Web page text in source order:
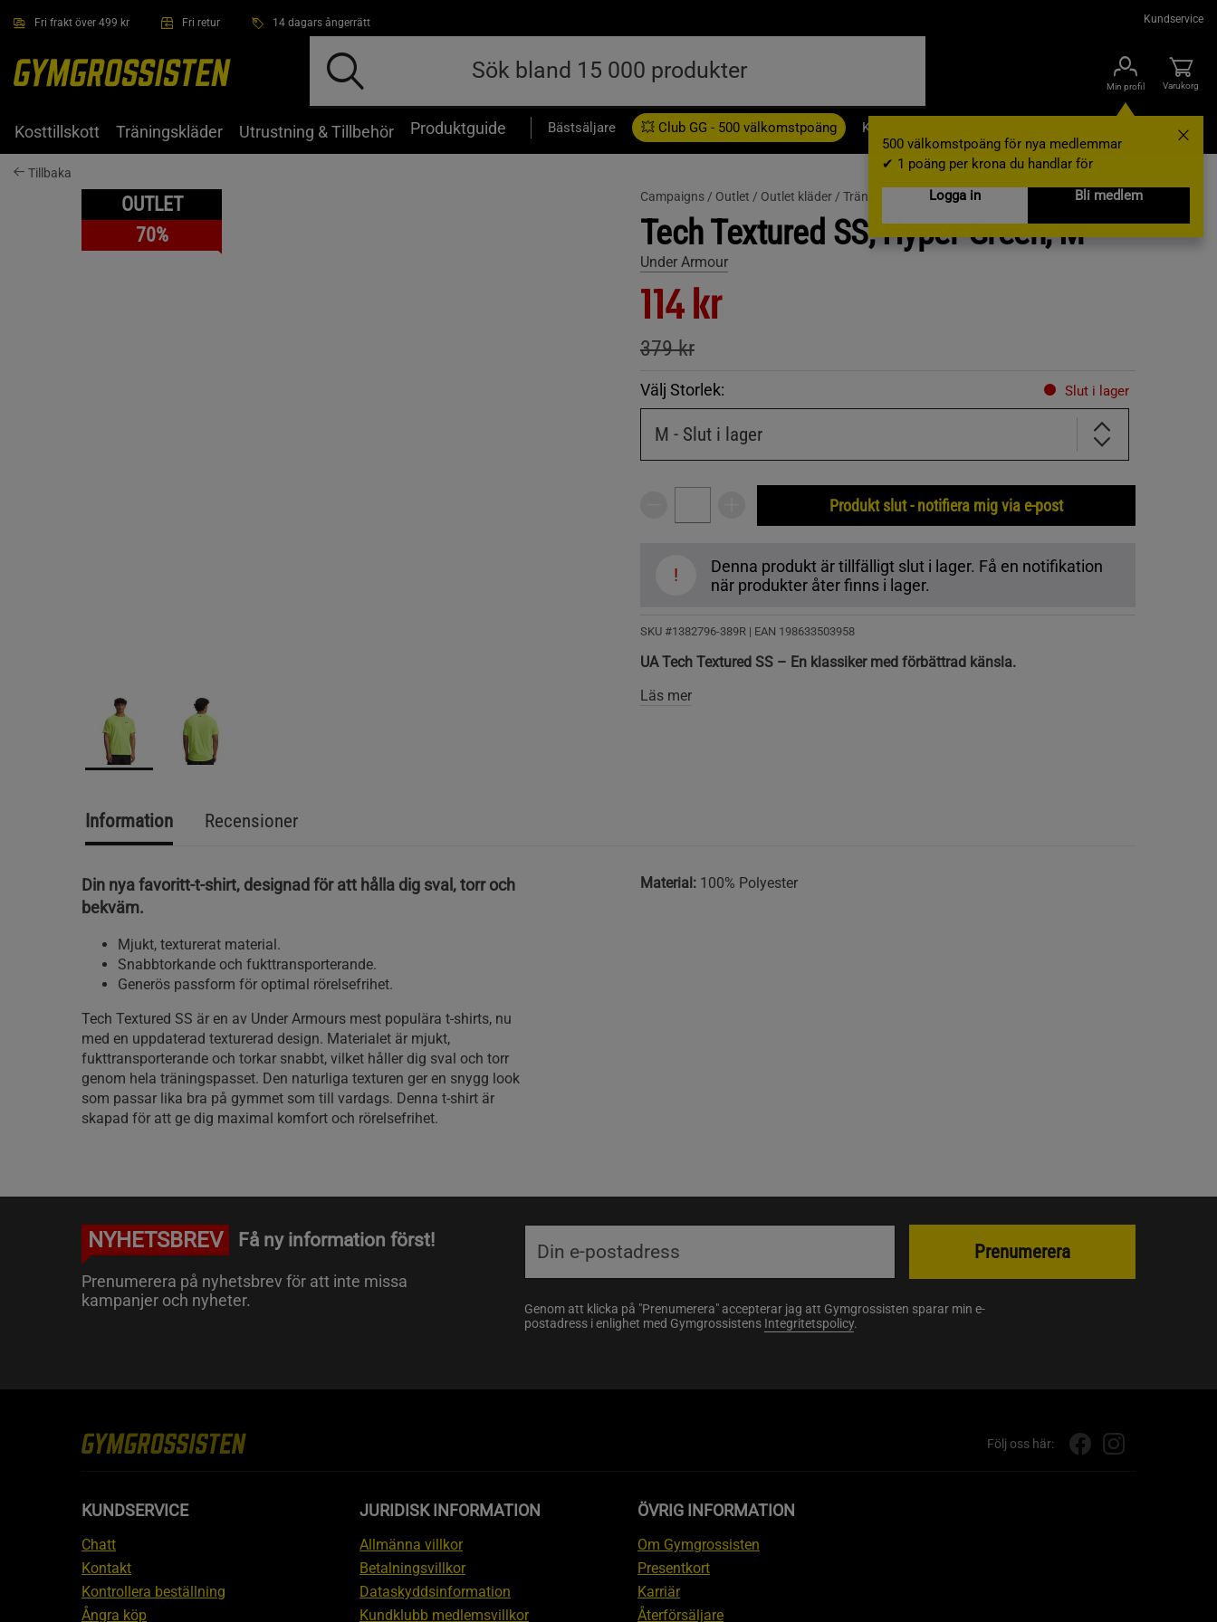
Fri frakt över 499 kr Fri retur 14 dagars ångerrätt Kundservice
Min profil
500 välkomstpoäng för nya medlemmar
✔ 1 poäng per krona du handlar för
Logga in
Bli medlem
Varukorg
Kosttillskott Träningskläder Utrustning & Tillbehör Produktguide Bästsäljare 💥 Club GG - 500 välkomstpoäng Kampanjer
Tillbaka
OUTLET
70%
Campaigns / Outlet / Outlet kläder / Träningskläder herr
Tech Textured SS, Hyper Green, M
Under Armour
114 kr
379 kr
Välj Storlek: Slut i lager
M - Slut i lager
Produkt slut - notifiera mig via e-post
!
Denna produkt är tillfälligt slut i lager. Få en notifikation
när produkter åter finns i lager.
SKU #1382796-389R | EAN 198633503958
UA Tech Textured SS – En klassiker med förbättrad känsla.
Läs mer
Information Recensioner
Din nya favoritt-t-shirt, designad för att hålla dig sval, torr och
bekväm.
Mjukt, texturerat material.
Snabbtorkande och fukttransporterande.
Generös passform för optimal rörelsefrihet.
Tech Textured SS är en av Under Armours mest populära t-shirts, nu
med en uppdaterad texturerad design. Materialet är mjukt,
fukttransporterande och torkar snabbt, vilket håller dig sval och torr
genom hela träningspasset. Den naturliga texturen ger en snygg look
som passar lika bra på gymmet som till vardags. Denna t-shirt är
skapad för att ge dig maximal komfort och rörelsefrihet.
Material:100% Polyester
NYHETSBREV Få ny information först!
Prenumerera på nyhetsbrev för att inte missa
kampanjer och nyheter.
Genom att klicka på "Prenumerera" accepterar jag att Gymgrossisten sparar min e-
postadress i enlighet med Gymgrossistens Integritetspolicy.
Prenumerera
Följ oss här:
KUNDSERVICE
Chatt
Kontakt
Kontrollera beställning
Ångra köp
JURIDISK INFORMATION
Allmänna villkor
Betalningsvillkor
Dataskyddsinformation
Kundklubb medlemsvillkor
ÖVRIG INFORMATION
Om Gymgrossisten
Presentkort
Karriär
Återförsäljare